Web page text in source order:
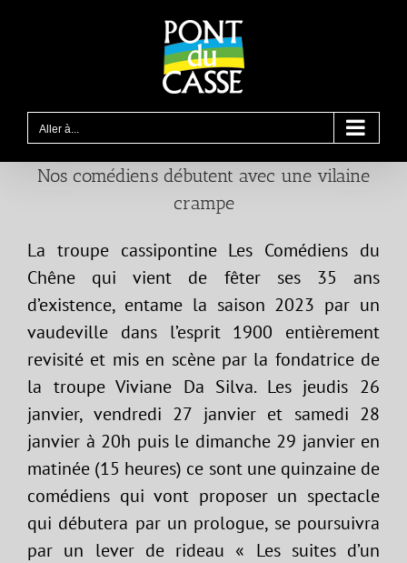
Aller à...
Nos comédiens débutent avec une vilaine
crampe
La troupe cassipontine Les Comédiens du
Chêne qui vient de fêter ses 35 ans
d’existence, entame la saison 2023 par un
vaudeville dans l’esprit 1900 entièrement
revisité et mis en scène par la fondatrice de
la troupe Viviane Da Silva. Les jeudis 26
janvier, vendredi 27 janvier et samedi 28
janvier à 20h puis le dimanche 29 janvier en
matinée (15 heures) ce sont une quinzaine de
comédiens qui vont proposer un spectacle
qui débutera par un prologue, se poursuivra
par un lever de rideau « Les suites d’un